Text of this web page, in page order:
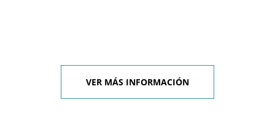
VER MÁS INFORMACIÓN